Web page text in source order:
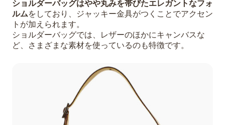
ショルダーバッグはやや丸みを帯びたエレガントなフォ
ルムをしており、ジャッキー金具がつくことでアクセン
トが加えられます。
ショルダーバッグでは、レザーのほかにキャンバスな
ど、さまざまな素材を使っているのも特徴です。